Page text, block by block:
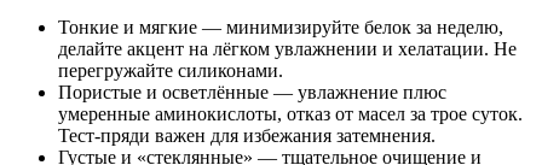
Тонкие и мягкие — минимизируйте белок за неделю,
делайте акцент на лёгком увлажнении и хелатации. Не
перегружайте силиконами.
Пористые и осветлённые — увлажнение плюс
умеренные аминокислоты, отказ от масел за трое суток.
Тест‑пряди важен для избежания затемнения.
Густые и «стеклянные» — тщательное очищение и